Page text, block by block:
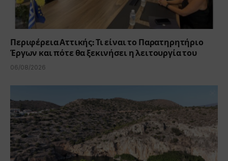
Περιφέρεια Αττικής: Τι είναι το Παρατηρητήριο
Έργων και πότε θα ξεκινήσει η λειτουργία του
06/08/2026